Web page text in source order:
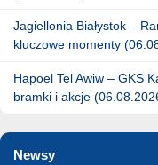
Jagiellonia Białystok –
kluczowe momenty
Hapoel Tel Awiw – GKS
bramki i akcje
Newsy